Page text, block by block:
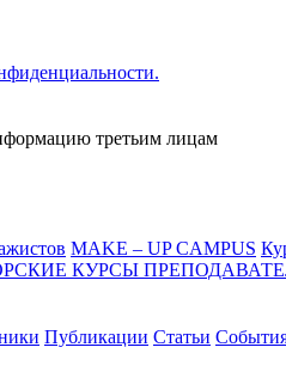
третьим лицам
MAKE – UP CAMPUS
КУРСЫ
Публикации Статьи